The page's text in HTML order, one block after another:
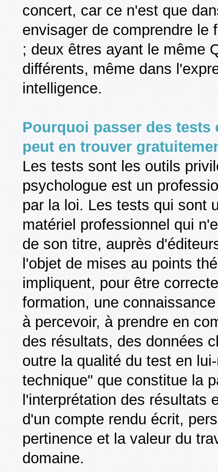
concert, car ce n'est que
envisager de comprendre le
; deux êtres ayant le même
différents, même dans
intelligence.
Pourquoi passer des
peut en trouver
Les tests sont les outils
psychologue est un
par la loi. Les tests qui sont
matériel professionnel qui
de son titre, auprès
l'objet de mises au points
impliquent, pour être
formation, une
à percevoir, à prendre en
des résultats, des données
outre la qualité du test en
technique" que constitue la
l'interprétation des résultats
d'un compte rendu écrit,
pertinence et la valeur du
domaine.